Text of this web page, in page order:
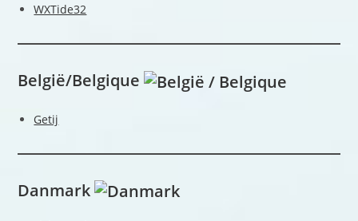
WXTide32
België/Belgique
Getij
Danmark